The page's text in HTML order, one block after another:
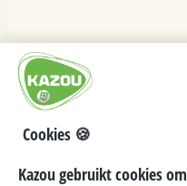
Cookies 🍪
Kazou gebruikt cookies